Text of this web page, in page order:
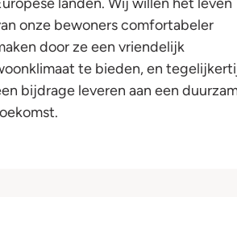
onze bewoners comfortabeler
door ze een vriendelijk
te bieden, en
bijdrage leveren aan een